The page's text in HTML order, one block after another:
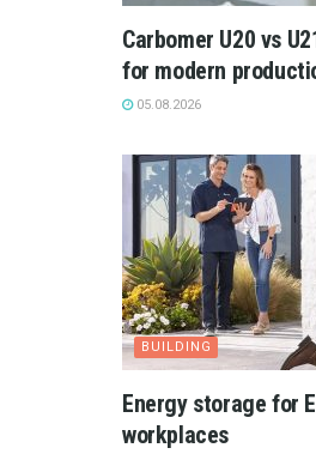
Carbomer U20 vs
for modern
05.08.2026
BUILDING
Energy storage for
workplaces